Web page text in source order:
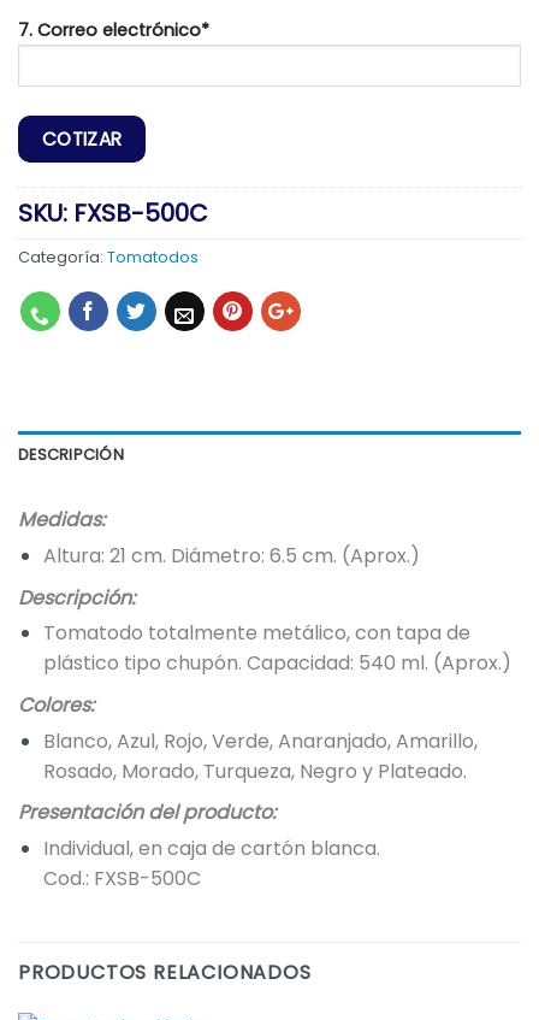
7. Correo electrónico*
SKU: FXSB-500C
Categoría: Tomatodos
DESCRIPCIÓN
Medidas:
Altura: 21 cm. Diámetro: 6.5 cm. (Aprox.)
Descripción:
Tomatodo totalmente metálico, con tapa de
plástico tipo chupón. Capacidad: 540 ml. (Aprox.)
Colores:
Blanco, Azul, Rojo, Verde, Anaranjado, Amarillo,
Rosado, Morado, Turqueza, Negro y Plateado.
Presentación del producto:
Individual, en caja de cartón blanca.
Cod.: FXSB-500C
PRODUCTOS RELACIONADOS